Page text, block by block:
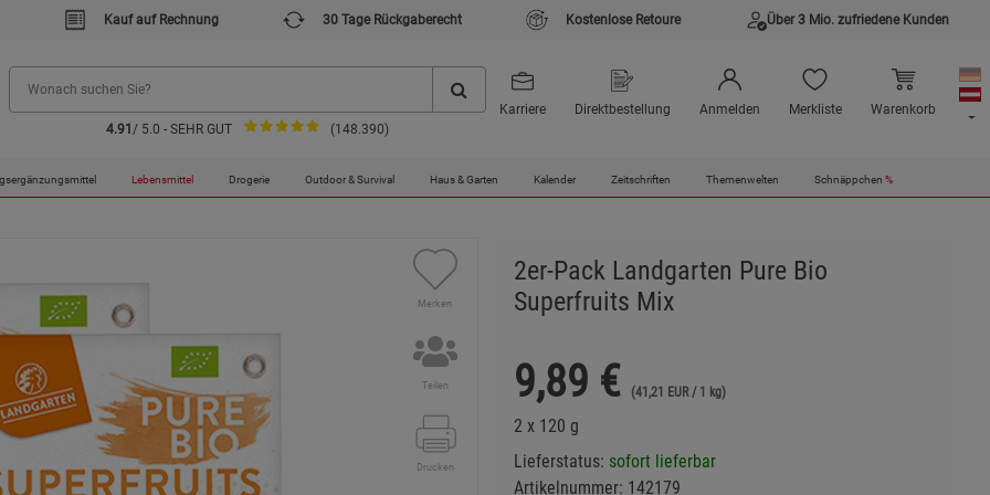
Kauf auf Rechnung 30 Tage Rückgaberecht Kostenlose Retoure Über 3 Mio. zufriedene Kunden
4.91 / 5.0 - SEHR GUT (148.390)
Karriere Direktbestellung Anmelden Merkliste Warenkorb
Lebensmittel Drogerie Outdoor & Survival Haus & Garten Kalender Zeitschriften Themenwelten Schnäppchen %
Merken
Teilen
Drucken
2er-Pack Landgarten Pure Bio
Superfruits Mix
9,89 € (41,21 EUR / 1 kg)
2 x 120 g
Lieferstatus: sofort lieferbar
Artikelnummer: 142179